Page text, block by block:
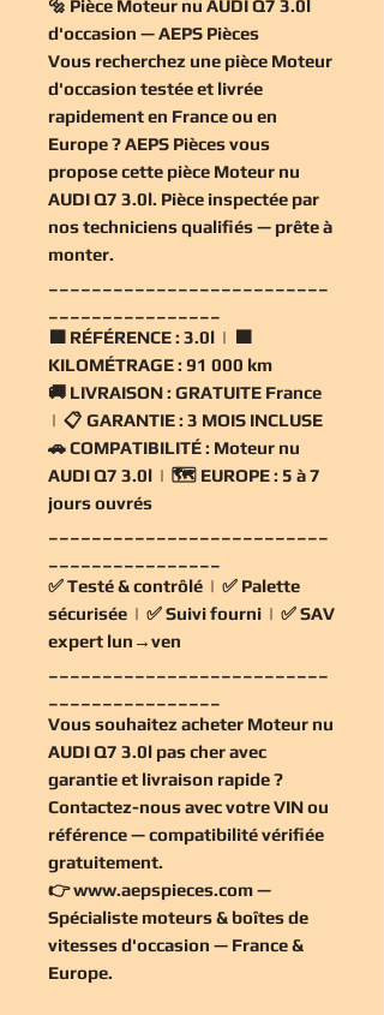
🔩 Pièce Moteur nu AUDI Q7 3.0l
d'occasion — AEPS Pièces
Vous recherchez une pièce Moteur
d'occasion testée et livrée
rapidement en France ou en
Europe ? AEPS Pièces vous
propose cette pièce Moteur nu
AUDI Q7 3.0l. Pièce inspectée par
nos techniciens qualifiés — prête à
monter.
🟧 RÉFÉRENCE : 3.0l | 🟧
KILOMÉTRAGE : 91 000 km
🚚 LIVRAISON : GRATUITE France
| 📋 GARANTIE : 3 MOIS INCLUSE
🚗COMPATIBILITÉ : Moteur nu
AUDI Q7 3.0l | 🗺️ EUROPE : 5 à 7
jours ouvrés
✅Testé & contrôlé | ✅ Palette
sécurisée | ✅Suivi fourni | ✅SAV
expert lun→ven
Vous souhaitez acheter Moteur nu
AUDI Q7 3.0l pas cheravec
garantie et livraison rapide ?
Contactez-nous avec votre VIN ou
référence — compatibilité vérifiée
gratuitement.
👉www.aepspieces.com—
Spécialiste moteurs & boîtes de
vitesses d'occasion — France &
Europe.